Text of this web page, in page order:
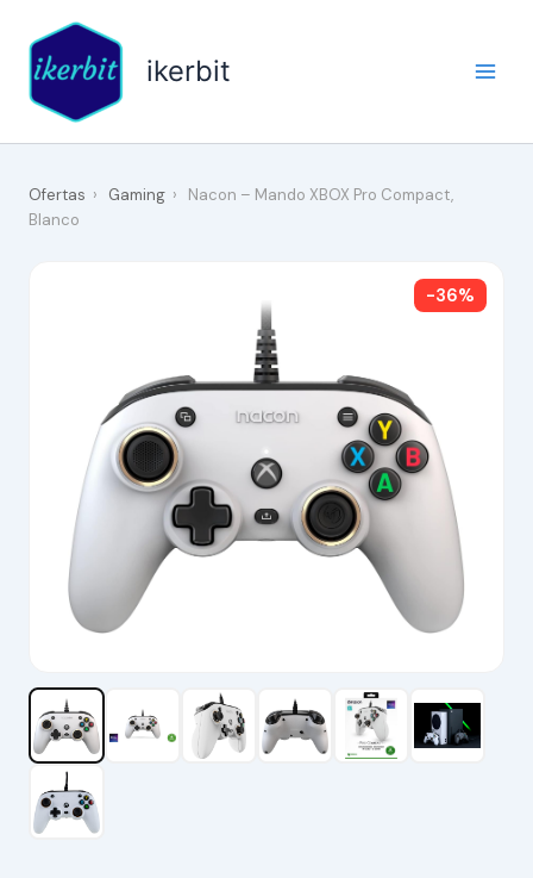
contenido
ikerbit
Ofertas › Gaming ›
Nacon – Mando XBOX Pro Compact,
Blanco
-36%